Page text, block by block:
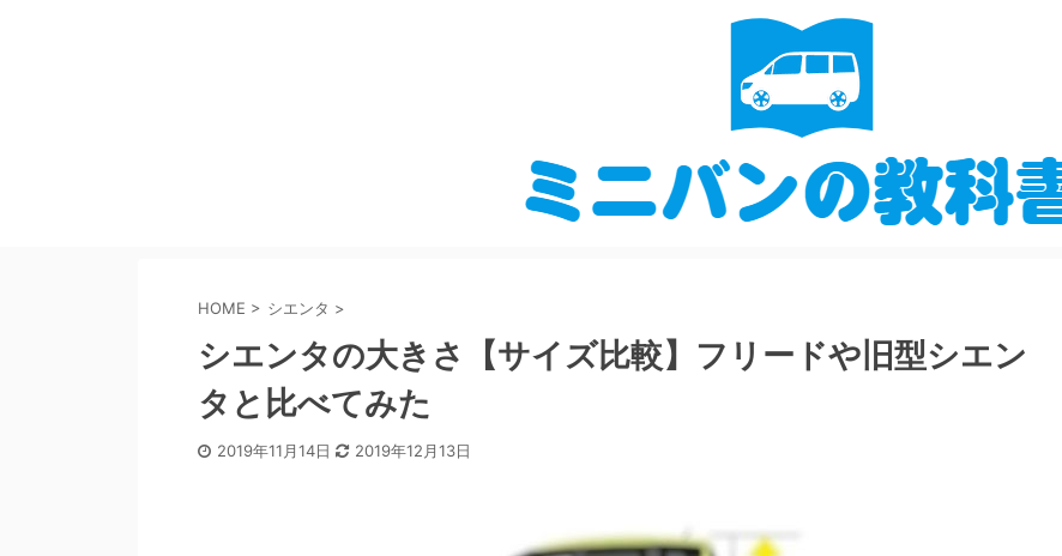
HOME > シエンタ >
シエンタの大きさ【サイズ比較】フリードや旧型シエン
タと比べてみた
2019年11月14日 2019年12月13日